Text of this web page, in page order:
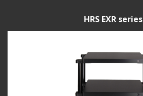
HRS EXR series